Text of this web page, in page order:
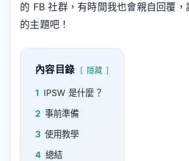
的 FB 社群，有時間我也會親自回覆，
的主題吧！
內容目錄 隱藏
1 IPSW 是什麼？
2 事前準備
3 使用教學
4 總結